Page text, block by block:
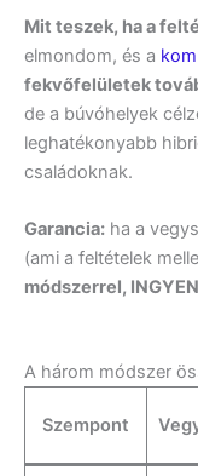
Mit teszek, ha a
elmondom, és a
fekvőfelületek
de a búvóhelyek
leghatékonyabb
családoknak.
Garancia: ha a
(ami a feltételek
módszerrel,
A három módszer
Szempont